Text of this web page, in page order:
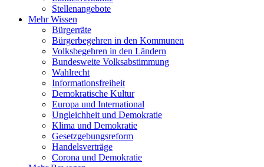
Stellenangebote
Mehr Wissen
Bürgerräte
Bürgerbegehren in den Kommunen
Volksbegehren in den Ländern
Bundesweite Volksabstimmung
Wahlrecht
Informationsfreiheit
Demokratische Kultur
Europa und International
Ungleichheit und Demokratie
Klima und Demokratie
Gesetzgebungsreform
Handelsverträge
Corona und Demokratie